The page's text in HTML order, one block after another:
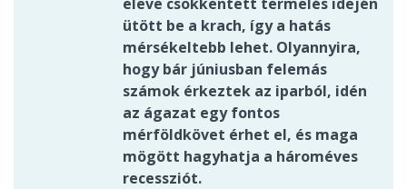
ütött be a krach, így a hatás
mérsékeltebb lehet. Olyannyira,
hogy bár júniusban felemás
számok érkeztek az iparból, idén
az ágazat egy fontos
mérföldkövet érhet el, és maga
mögött hagyhatja a hároméves
recessziót.